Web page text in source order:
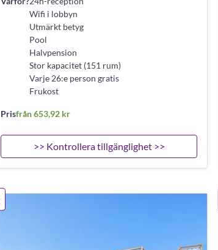
Wifi i lobbyn
Utmärkt betyg
Pool
Halvpension
Stor kapacitet (151 rum)
Varje 26:e person gratis
Frukost
Prisfrån 653,92 kr
>> Kontrollera tillgänglighet >>